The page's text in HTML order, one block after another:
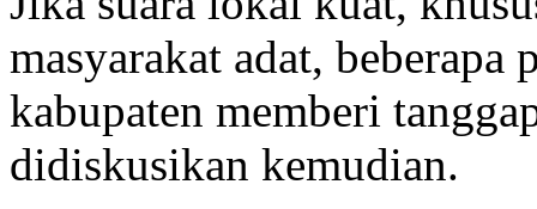
masyarakat adat,
kabupaten memberi
didiskusikan kemudian.